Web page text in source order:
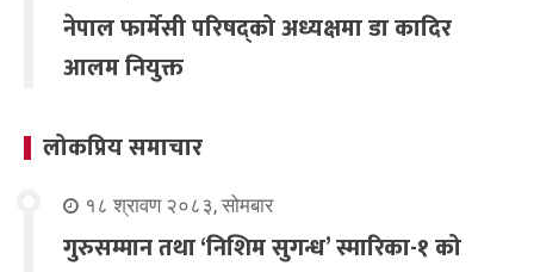
नेपाल फार्मेसी परिषद्को अध्यक्षमा डा कादिर
आलम नियुक्त
लोकप्रिय समाचार
१८ श्रावण २०८३, सोमबार
गुरुसम्मान तथा ‘निशिम सुगन्ध’ स्मारिका-१ को